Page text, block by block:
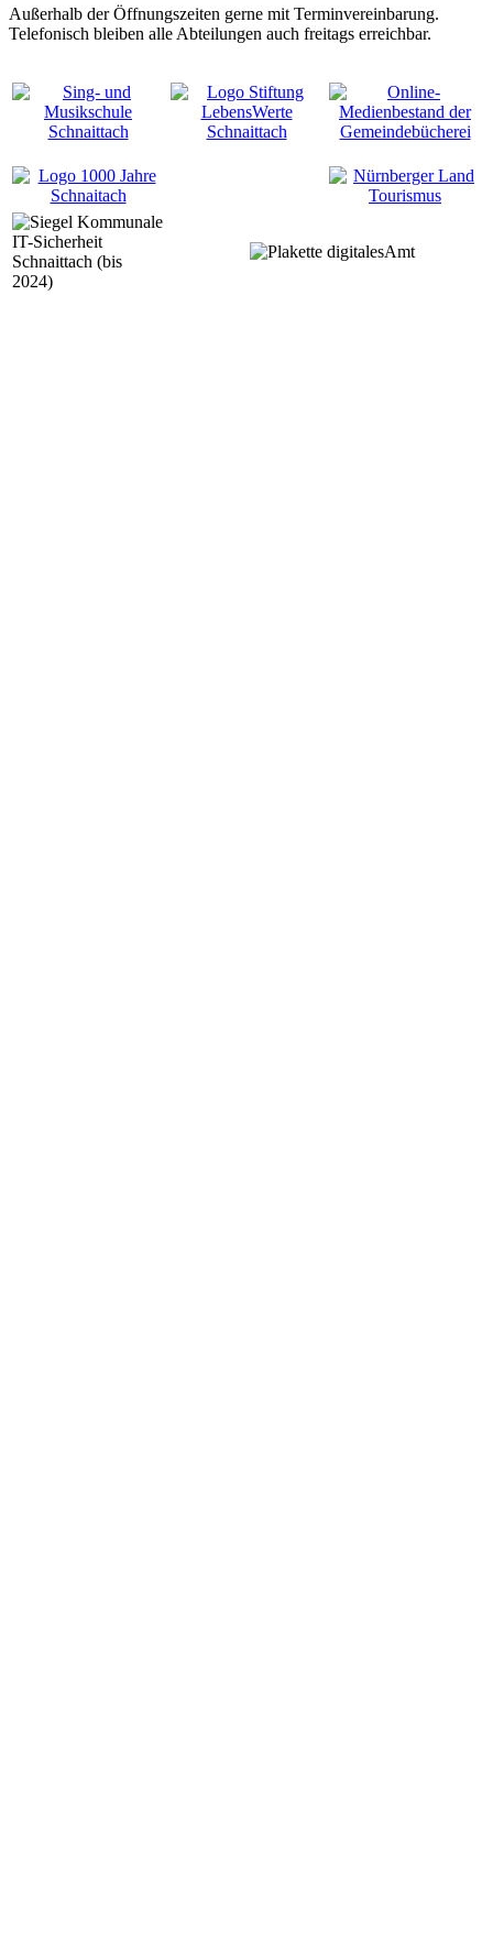
Außerhalb der Öffnungszeiten gerne mit Terminvereinbarung.
Telefonisch bleiben alle Abteilungen auch freitags erreichbar.